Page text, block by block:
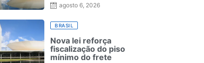
entrevista
agosto 6, 2026
BRASIL
Nova lei reforça
fiscalização do piso
mínimo do frete